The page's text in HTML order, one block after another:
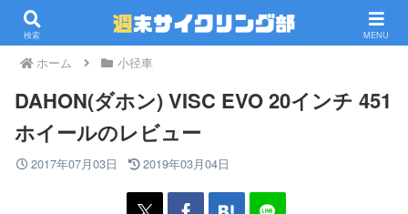
PR
ホーム 小径車
DAHON(ダホン) VISC EVO 20インチ 451
ホイールのレビュー
2017年07月03日 2019年03月04日
検索 MENU